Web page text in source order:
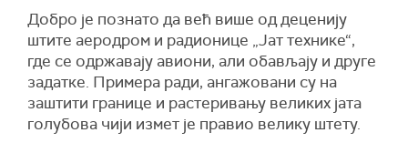
Добро је познато да већ више од деценију
штите аеродром и радионице „Јат технике“,
где се одржавају авиони, али обављају и друге
задатке. Примера ради, ангажовани су на
заштити границе и растеривању великих јата
голубова чији измет је правио велику штету.